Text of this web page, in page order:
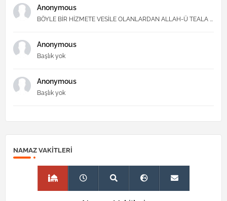
Anonymous
BÖYLE BİR HİZMETE VESİLE OLANLARDAN ALLAH-Ü TEALA ...
Anonymous
Başlık yok
Anonymous
Başlık yok
NAMAZ VAKITLERI